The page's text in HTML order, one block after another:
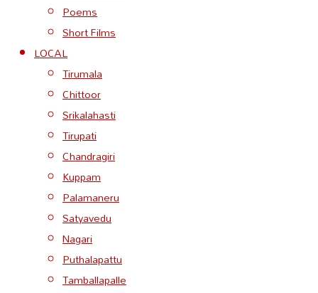
Poems
Short Films
LOCAL
Tirumala
Chittoor
Srikalahasti
Tirupati
Chandragiri
Kuppam
Palamaneru
Satyavedu
Nagari
Puthalapattu
Tamballapalle